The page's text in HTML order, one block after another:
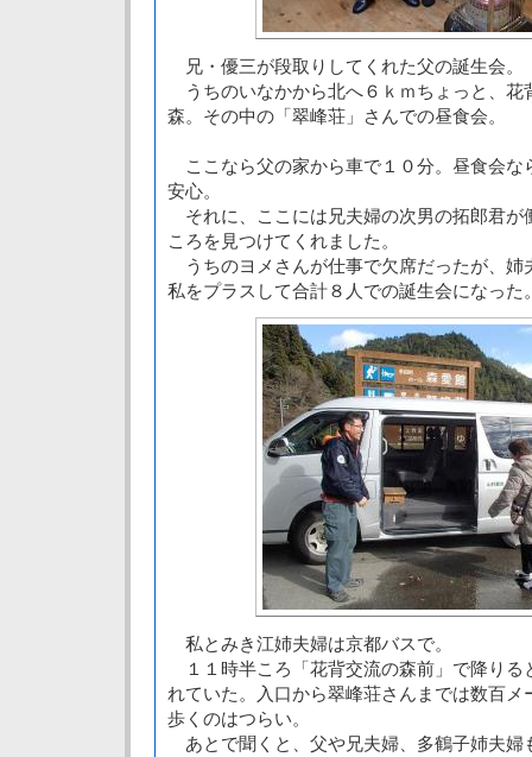
兄・優三が段取りしてくれた父の誕生会。
うちのいなかから北へ６ｋｍちょっと、花
森。その中の「翠峰荘」さんでの昼食会。
ここなら父の家から車で１０分。昼食会な
安心。
それに、ここには兄夫婦の次男の拓郎君が
ころを見つけてくれました。
うちのヨメさんが仕事で欠席だったが、姉
私をプラスして合計８人での誕生会になった
私とみき江姉夫婦は京都バスで。
１１時半ころ「花背交流の森前」で降りる
れていた。入口から翠峰荘さんまでは数百
歩くのはつらい。
あとで聞くと、父や兄夫婦、多鶴子姉夫婦